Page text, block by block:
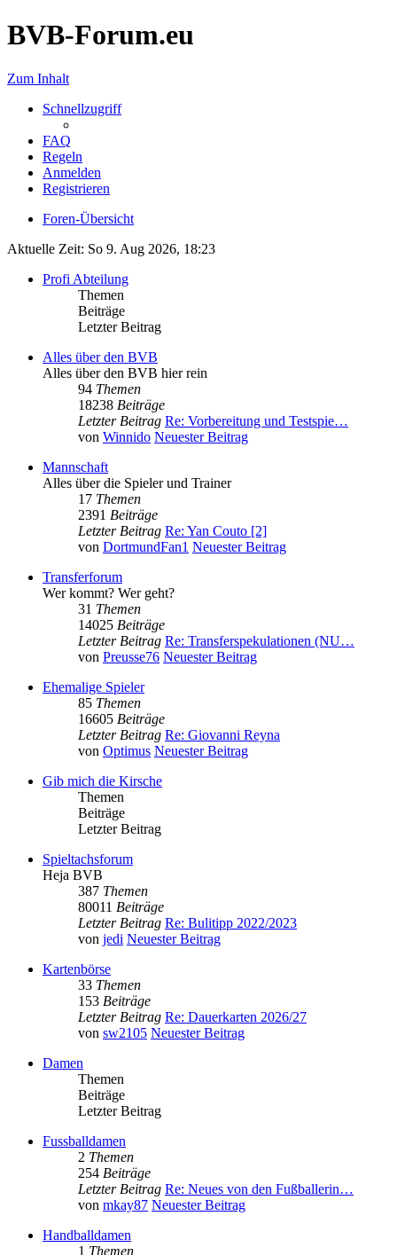
BVB-Forum.eu
Zum Inhalt
Schnellzugriff
FAQ
Regeln
Anmelden
Registrieren
Foren-Übersicht
Aktuelle Zeit: So 9. Aug 2026, 18:23
Profi Abteilung
Themen
Beiträge
Letzter Beitrag
Alles über den BVB
Alles über den BVB hier rein
94 Themen
18238 Beiträge
Letzter Beitrag Re: Vorbereitung und Testspie…
von Winnido Neuester Beitrag
Mannschaft
Alles über die Spieler und Trainer
17 Themen
2391 Beiträge
Letzter Beitrag Re: Yan Couto [2]
von DortmundFan1 Neuester Beitrag
Transferforum
Wer kommt? Wer geht?
31 Themen
14025 Beiträge
Letzter Beitrag Re: Transferspekulationen (NU…
von Preusse76 Neuester Beitrag
Ehemalige Spieler
85 Themen
16605 Beiträge
Letzter Beitrag Re: Giovanni Reyna
von Optimus Neuester Beitrag
Gib mich die Kirsche
Themen
Beiträge
Letzter Beitrag
Spieltachsforum
Heja BVB
387 Themen
80011 Beiträge
Letzter Beitrag Re: Bulitipp 2022/2023
von jedi Neuester Beitrag
Kartenbörse
33 Themen
153 Beiträge
Letzter Beitrag Re: Dauerkarten 2026/27
von sw2105 Neuester Beitrag
Damen
Themen
Beiträge
Letzter Beitrag
Fussballdamen
2 Themen
254 Beiträge
Letzter Beitrag Re: Neues von den Fußballerin…
von mkay87 Neuester Beitrag
Handballdamen
1 Themen